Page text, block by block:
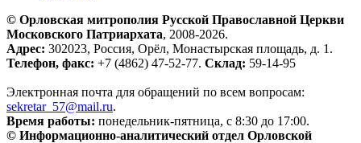
© Орловская митрополия Русской Православной Церкви
Московского Патриархата, 2008-2026.
Адрес: 302023, Россия, Орёл, Монастырская площадь, д. 1.
Телефон, факс: +7 (4862) 47-52-77. Склад: 59-14-95
Электронная почта для обращений по всем вопросам:
sekretar_57@mail.ru.
Время работы: понедельник-пятница, с 8:30 до 17:00.
© Информационно-аналитический отдел Орловской